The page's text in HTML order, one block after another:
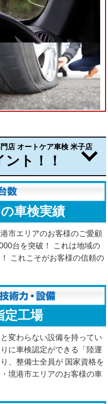
店 オートケア車検 米子店
ント！！
車検実績
市エリアのお客様のご愛顧
台を突破！ これは地域の
これこそがお客様の信頼の
定工場
変わらない設備を持ってい
に車検認定ができる「陸運
、整備士全員が 国家資格を
境港市エリアのお客様の車